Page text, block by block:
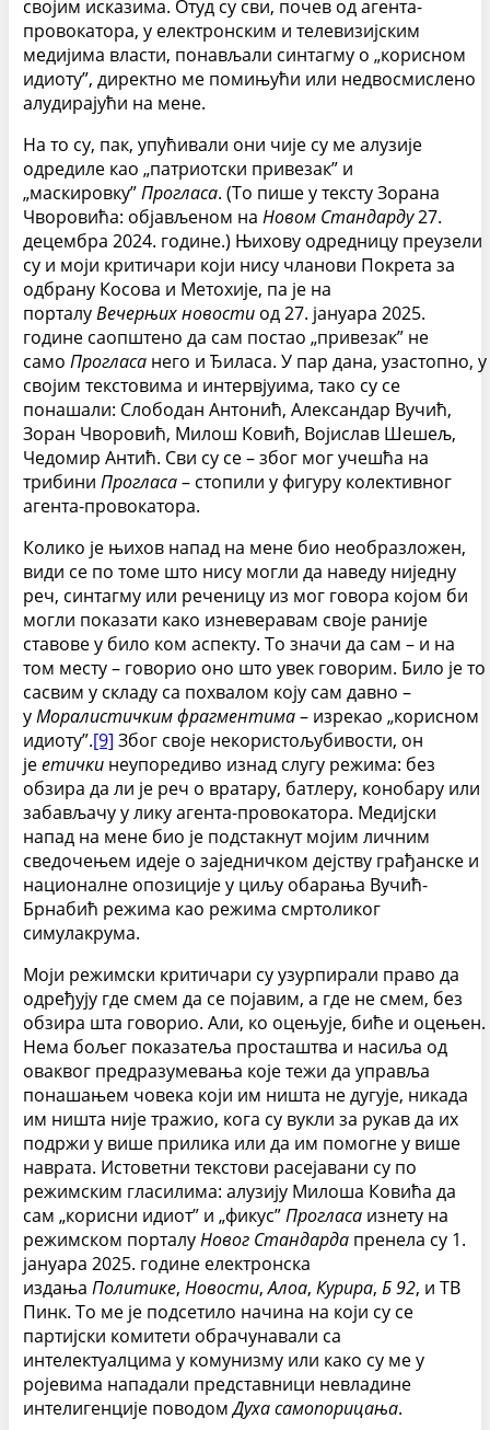
својим исказима. Отуд су сви, почев од агента-
провокатора, у електронским и телевизијским
медијима власти, понављали синтагму о „корисном
идиоту”, директно ме помињући или недвосмислено
алудирајући на мене.
На то су, пак, упућивали они чије су ме алузије
одредиле као „патриотски привезак” и
„маскировку”Прогласа. (То пише у тексту Зорана
Чворовића: објављеном на Новом Стандарду27.
децембра 2024. године.) Њихову одредницу преузели
су и моји критичари који нису чланови Покрета за
одбрану Косова и Метохије, па је на
порталуВечерњих новости од 27. јануара 2025.
године саопштено да сам постао „привезак” не
само Прогласа него и Ђиласа. У пар дана, узастопно, у
својим текстовима и интервјуима, тако су се
понашали: Слободан Антонић, Александар Вучић,
Зоран Чворовић, Милош Ковић, Војислав Шешељ,
Чедомир Антић. Сви су се – због мог учешћа на
трибини Прогласа– стопили у фигуру колективног
агента-провокатора.
Колико је њихов напад на мене био необразложен,
види се по томе што нису могли да наведу ниједну
реч, синтагму или реченицу из мог говора којом би
могли показати како изневеравам своје раније
ставове у било ком аспекту. То значи да сам – и на
том месту – говорио оно што увек говорим. Било је то
сасвим у складу са похвалом коју сам давно –
уМоралистичким фрагментима– изрекао „корисном
идиоту”.[9] Због своје некористољубивости, он
јеетички неупоредиво изнад слугу режима: без
обзира да ли је реч о вратару, батлеру, конобару или
забављачу у лику агента-провокатора. Медијски
напад на мене био је подстакнут мојим личним
сведочењем идеје о заједничком дејству грађанске и
националне опозиције у циљу обарања Вучић-
Брнабић режима као режима смртоликог
симулакрума.
Моји режимски критичари су узурпирали право да
одређују где смем да се појавим, а где не смем, без
обзира шта говорио. Али, ко оцењује, биће и оцењен.
Нема бољег показатеља просташтва и насиља од
оваквог предразумевања које тежи да управља
понашањем човека који им ништа не дугује, никада
им ништа није тражио, кога су вукли за рукав да их
подржи у више прилика или да им помогне у више
наврата. Истоветни текстови расејавани су по
режимским гласилима: алузију Милоша Ковића да
сам „корисни идиот” и „фикус”Прогласа изнету на
режимском порталуНовог Стандарда пренела су 1.
јануара 2025. године електронска
издања Политике, Новости,Алоа, Курира, Б 92, и ТВ
Пинк. То ме је подсетило начина на који су се
партијски комитети обрачунавали са
интелектуалцима у комунизму или како су ме у
ројевима нападали представници невладине
интелигенције поводомДуха самопорицања.